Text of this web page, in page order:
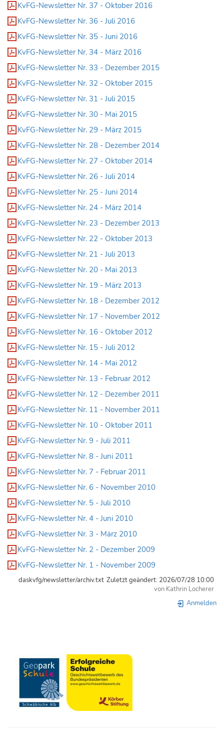
KvFG-Newsletter Nr. 37 - Oktober 2016
KvFG-Newsletter Nr. 36 - Juli 2016
KvFG-Newsletter Nr. 35 - Juni 2016
KvFG-Newsletter Nr. 34 - März 2016
KvFG-Newsletter Nr. 33 - Dezember 2015
KvFG-Newsletter Nr. 32 - Oktober 2015
KvFG-Newsletter Nr. 31 - Juli 2015
KvFG-Newsletter Nr. 30 - Mai 2015
KvFG-Newsletter Nr. 29 - März 2015
KvFG-Newsletter Nr. 28 - Dezember 2014
KvFG-Newsletter Nr. 27 - Oktober 2014
KvFG-Newsletter Nr. 26 - Juli 2014
KvFG-Newsletter Nr. 25 - Juni 2014
KvFG-Newsletter Nr. 24 - März 2014
KvFG-Newsletter Nr. 23 - Dezember 2013
KvFG-Newsletter Nr. 22 - Oktober 2013
KvFG-Newsletter Nr. 21 - Juli 2013
KvFG-Newsletter Nr. 20 - Mai 2013
KvFG-Newsletter Nr. 19 - März 2013
KvFG-Newsletter Nr. 18 - Dezember 2012
KvFG-Newsletter Nr. 17 - November 2012
KvFG-Newsletter Nr. 16 - Oktober 2012
KvFG-Newsletter Nr. 15 - Juli 2012
KvFG-Newsletter Nr. 14 - Mai 2012
KvFG-Newsletter Nr. 13 - Februar 2012
KvFG-Newsletter Nr. 12 - Dezember 2011
KvFG-Newsletter Nr. 11 - November 2011
KvFG-Newsletter Nr. 10 - Oktober 2011
KvFG-Newsletter Nr. 9 - Juli 2011
KvFG-Newsletter Nr. 8 - Juni 2011
KvFG-Newsletter Nr. 7 - Februar 2011
KvFG-Newsletter Nr. 6 - November 2010
KvFG-Newsletter Nr. 5 - Juli 2010
KvFG-Newsletter Nr. 4 - Juni 2010
KvFG-Newsletter Nr. 3 - März 2010
KvFG-Newsletter Nr. 2 - Dezember 2009
KvFG-Newsletter Nr. 1 - November 2009
daskvfg/newsletter/archiv.txt Zuletzt geändert: 2026/07/28 10:00
von Kathrin Locherer
Anmelden